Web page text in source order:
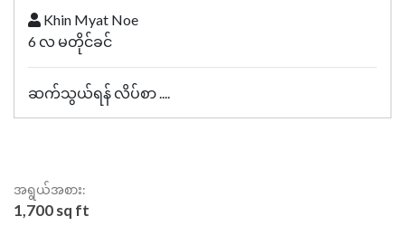
Khin Myat Noe
6 လ မတိုင်ခင်
ဆက်သွယ်ရန် လိပ်စာ ....
အရွယ်အစား:
1,700 sq ft